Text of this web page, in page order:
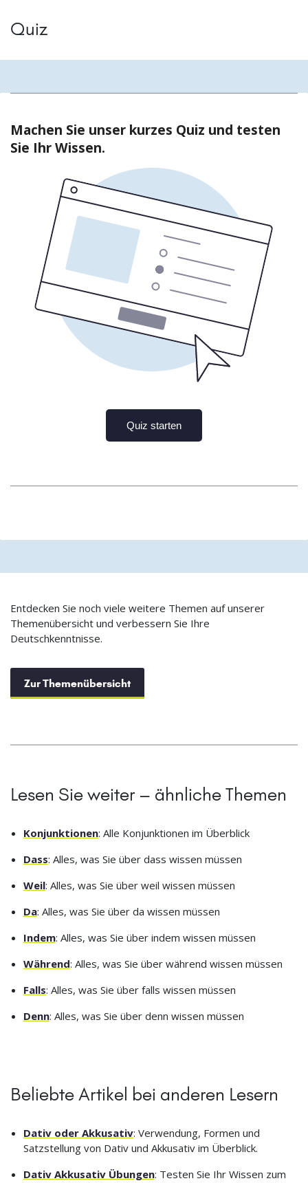
Quiz
Entdecken Sie noch viele weitere Themen auf unserer
Themenübersicht und verbessern Sie Ihre
Deutschkenntnisse.
Zur Themenübersicht
Lesen Sie weiter – ähnliche Themen
Konjunktionen: Alle Konjunktionen im Überblick
Dass: Alles, was Sie über dass wissen müssen
Weil: Alles, was Sie über weil wissen müssen
Da: Alles, was Sie über da wissen müssen
Indem: Alles, was Sie über indem wissen müssen
Während: Alles, was Sie über während wissen müssen
Falls: Alles, was Sie über falls wissen müssen
Denn: Alles, was Sie über denn wissen müssen
Beliebte Artikel bei anderen Lesern
Dativ oder Akkusativ: Verwendung, Formen und
Satzstellung von Dativ und Akkusativ im Überblick.
Dativ Akkusativ Übungen: Testen Sie Ihr Wissen zum